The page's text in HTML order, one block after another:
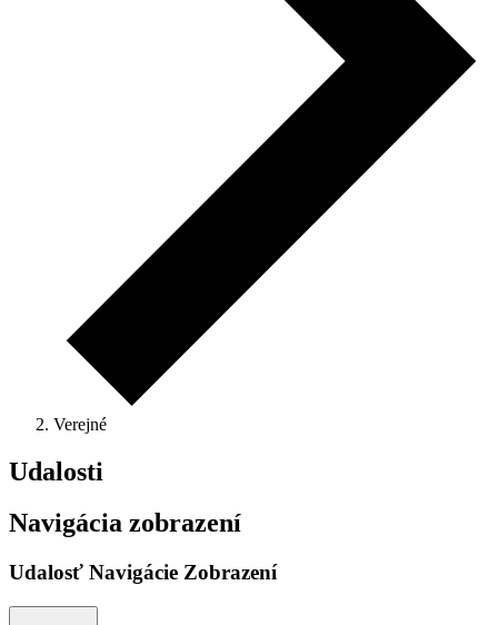
Verejné
Udalosti
Navigácia zobrazení
Udalosť Navigácie Zobrazení